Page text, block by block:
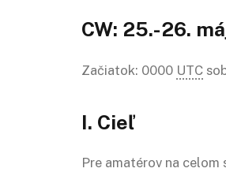
CW: 25.-26.
Začiatok: 0000 UTC
I. Cieľ
Pre amatérov na